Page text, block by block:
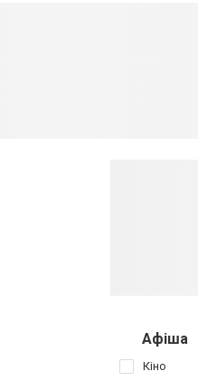
Афіша
Кіно